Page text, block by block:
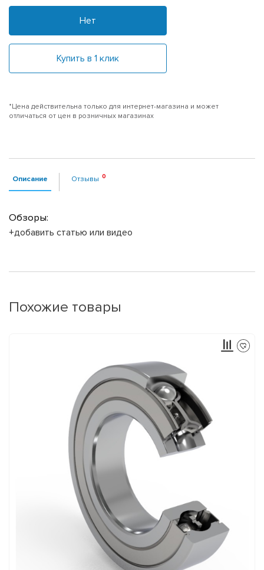
Нет
Купить в 1 клик
*Цена действительна только для интернет-магазина и может
отличаться от цен в розничных магазинах
Описание Отзывы
Обзоры:
+добавить статью или видео
Похожие товары